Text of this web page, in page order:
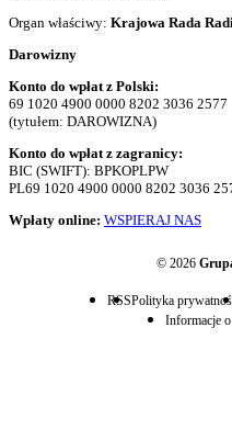
Organ właściwy: Krajowa Rada
Darowizny
Konto do wpłat z Polski:
69 1020 4900 0000 8202 3036 2577
(tytułem: DAROWIZNA)
Konto do wpłat z zagranicy:
BIC (SWIFT): BPKOPLPW
PL69 1020 4900 0000 8202 3036
Wpłaty online: WSPIERAJ NAS
© 2026
RSSPolityka
Informacje